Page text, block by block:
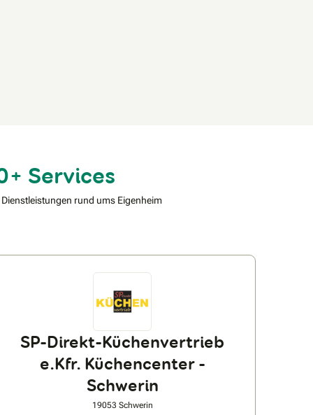
Services
rund ums Eigenheim
SP-Direkt-Küchenvertrieb
e.Kfr. Küchencenter -
Schwerin
19053 Schwerin